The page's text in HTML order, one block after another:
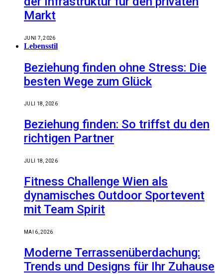
Markt
JUNI 7, 2026
Lebensstil
Beziehung finden ohne Stress: Die
besten Wege zum Glück
JULI 18, 2026
Beziehung finden: So triffst du den
richtigen Partner
JULI 18, 2026
Fitness Challenge Wien als
dynamisches Outdoor Sportevent
mit Team Spirit
MAI 6, 2026
Moderne Terrassenüberdachung:
Trends und Designs für Ihr Zuhause